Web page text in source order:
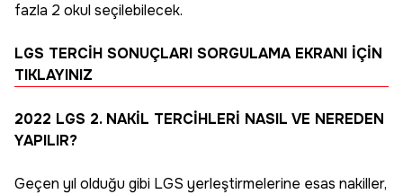
fazla 2 okul seçilebilecek.
LGS TERCİH SONUÇLARI SORGULAMA EKRANI İÇİN
TIKLAYINIZ
2022 LGS 2. NAKİL TERCİHLERİ NASIL VE NEREDEN
YAPILIR?
Geçen yıl olduğu gibi LGS yerleştirmelerine esas nakiller,